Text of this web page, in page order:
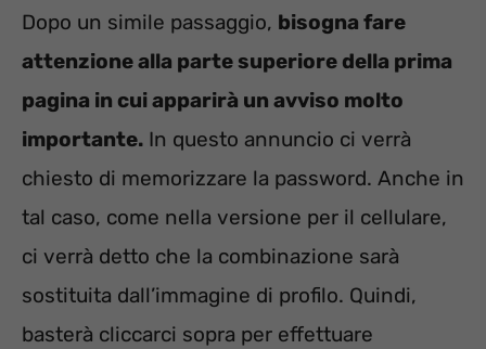
Dopo un simile passaggio, bisogna fare
attenzione alla parte superiore della prima
pagina in cui apparirà un avviso molto
importante. In questo annuncio ci verrà
chiesto di memorizzare la password. Anche in
tal caso, come nella versione per il cellulare,
ci verrà detto che la combinazione sarà
sostituita dall’immagine di profilo. Quindi,
basterà cliccarci sopra per effettuare